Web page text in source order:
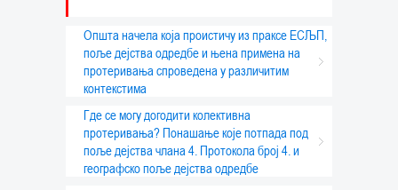
Општа начела која проистичу из праксе ЕСЉП,
поље дејства одредбе и њена примена на
протеривања спроведена у различитим
контекстима
Где се могу догодити колективна
протеривања? Понашање које потпада под
поље дејства члана 4. Протокола број 4. и
географско поље дејства одредбе